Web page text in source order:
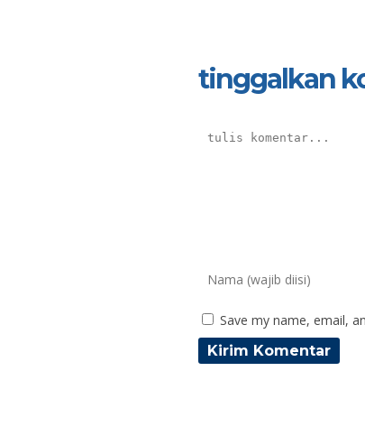
tinggalkan
Save my name, email,